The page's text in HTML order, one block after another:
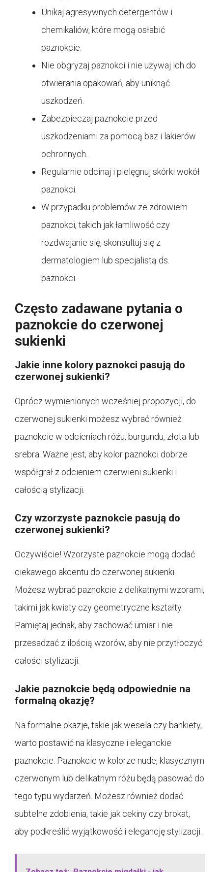
Unikaj agresywnych detergentów i
chemikaliów, które mogą osłabić
paznokcie.
Nie obgryzaj paznokci i nie używaj ich do
otwierania opakowań, aby uniknąć
uszkodzeń.
Zabezpieczaj paznokcie przed
uszkodzeniami za pomocą baz i lakierów
ochronnych.
Regularnie odcinaj i pielęgnuj skórki wokół
paznokci.
W przypadku problemów ze zdrowiem
paznokci, takich jak łamliwość czy
rozdwajanie się, skonsultuj się z
dermatologiem lub specjalistą ds.
paznokci.
Często zadawane pytania o
paznokcie do czerwonej
sukienki
Jakie inne kolory paznokci pasują do
czerwonej sukienki?
Oprócz wymienionych wcześniej propozycji, do
czerwonej sukienki możesz wybrać również
paznokcie w odcieniach różu, burgundu, złota lub
srebra. Ważne jest, aby kolor paznokci dobrze
współgrał z odcieniem czerwieni sukienki i
całością stylizacji.
Czy wzorzyste paznokcie pasują do
czerwonej sukienki?
Oczywiście! Wzorzyste paznokcie mogą dodać
ciekawego akcentu do czerwonej sukienki.
Możesz wybrać paznokcie z delikatnymi wzorami,
takimi jak kwiaty czy geometryczne kształty.
Pamiętaj jednak, aby zachować umiar i nie
przesadzać z ilością wzorów, aby nie przytłoczyć
całości stylizacji.
Jakie paznokcie będą odpowiednie na
formalną okazję?
Na formalne okazje, takie jak wesela czy bankiety,
warto postawić na klasyczne i eleganckie
paznokcie. Paznokcie w kolorze nude, klasycznym
czerwonym lub delikatnym różu będą pasować do
tego typu wydarzeń. Możesz również dodać
subtelne zdobienia, takie jak cekiny czy brokat,
aby podkreślić wyjątkowość i elegancję stylizacji.